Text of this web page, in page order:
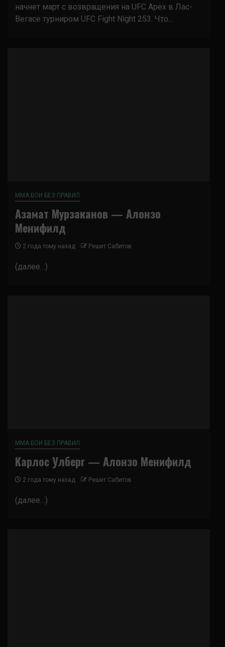
начнет март с возвращения на UFC Apex в Лас-
Вегасе турниром UFC Fight Night 253. Что...
ММА БОИ БЕЗ ПРАВИЛ
Азамат Мурзаканов — Алонзо
Менифилд
2 года тому назад Решит Сабитов
(далее…)
ММА БОИ БЕЗ ПРАВИЛ
Карлос Улберг — Алонзо Менифилд
2 года тому назад Решит Сабитов
(далее…)